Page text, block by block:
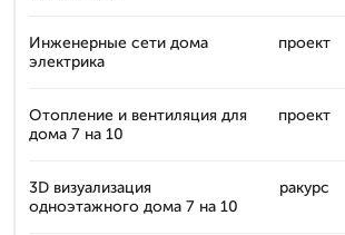
Инженерные сети дома
электрика
проект
Отопление и вентиляция для
дома 7 на 10
проект
3D визуализация
одноэтажного дома 7 на 10
ракурс